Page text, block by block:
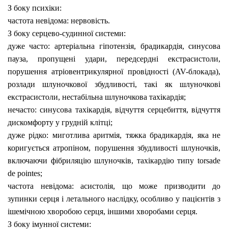
З боку психіки:
частота невідома: нервовість.
З боку серцево-судинної системи:
дуже часто: артеріальна
гіпотензія, брадикардія, синусова
пауза, пропущені удари, передсердні екстрасистоли,
порушення атріовентрикулярної провідності (AV-блокада),
розлади шлуночкової збудливості, такі як шлуночкові
екстрасистоли, нестабільна шлуночкова тахікардія;
нечасто: синусова тахікардія, відчуття серцебиття, відчуття
дискомфорту у грудній клітці;
дуже рідко: миготлива аритмія, тяжка брадикардія, яка не
коригується атропіном, порушення збудливості шлуночків,
включаючи фібриляцію шлуночків, тахікардію типу torsade
de pointes;
частота невідома: асистолія, що може призводити до
зупинки серця і летального наслідку, особливо у пацієнтів з
ішемічною хворобою серця, іншими хворобами серця.
З боку імунної системи: